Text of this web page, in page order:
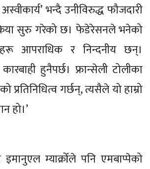
भन्दै उनीविरुद्ध फौजदारी
सुरु गरेको छ। फेडेरेसनले भनेको
आपराधिक र निन्दनीय छन्।
हुनैपर्छ। फ्रान्सेली टोलीका
गर्छन्, त्यसैले यो हाम्रो
हो।’
इमानुएल म्याक्रोँले पनि एमबाप्पेको